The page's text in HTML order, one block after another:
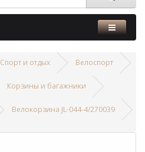
Спорт и отдых Велоспорт
Корзины и багажники
Велокорзина JL-044-4/270039